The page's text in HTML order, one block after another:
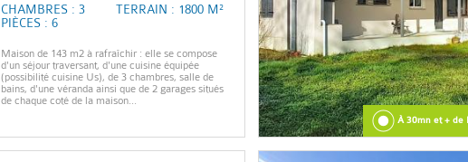
CHAMBRES : 3
TERRAIN : 1800 M²
PIÈCES : 6
Maison de 143 m2 à rafraîchir : elle se compose
d'un séjour traversant, d'une cuisine équipée
(possibilité cuisine Us), de 3 chambres, salle de
bains, d'une véranda ainsi que de 2 garages situés
de chaque coté de la maison...
À 30mn et + de